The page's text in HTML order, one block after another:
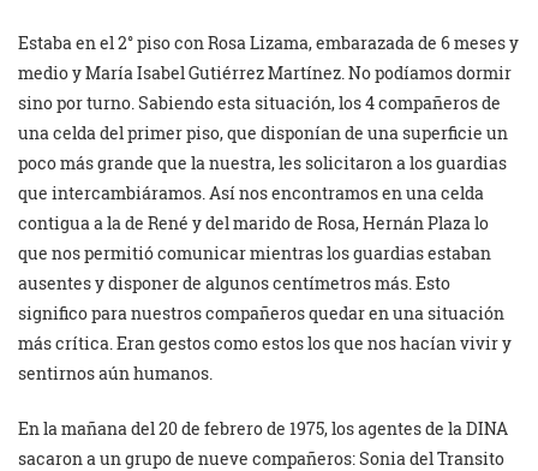
Estaba en el 2° piso con Rosa Lizama, embarazada de 6 meses y
medio y María Isabel Gutiérrez Martínez. No podíamos dormir
sino por turno. Sabiendo esta situación, los 4 compañeros de
una celda del primer piso, que disponían de una superficie un
poco más grande que la nuestra, les solicitaron a los guardias
que intercambiáramos. Así nos encontramos en una celda
contigua a la de René y del marido de Rosa, Hernán Plaza lo
que nos permitió comunicar mientras los guardias estaban
ausentes y disponer de algunos centímetros más. Esto
significo para nuestros compañeros quedar en una situación
más crítica. Eran gestos como estos los que nos hacían vivir y
sentirnos aún humanos.
En la mañana del 20 de febrero de 1975, los agentes de la DINA
sacaron a un grupo de nueve compañeros: Sonia del Transito